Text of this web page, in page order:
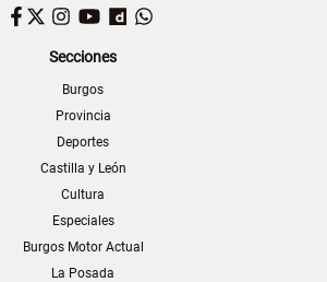
Facebook
TwitterInstagram
YouTubeDailymotion
Secciones
Burgos
Provincia
Deportes
Castilla y León
Cultura
Especiales
Burgos Motor Actual
La Posada